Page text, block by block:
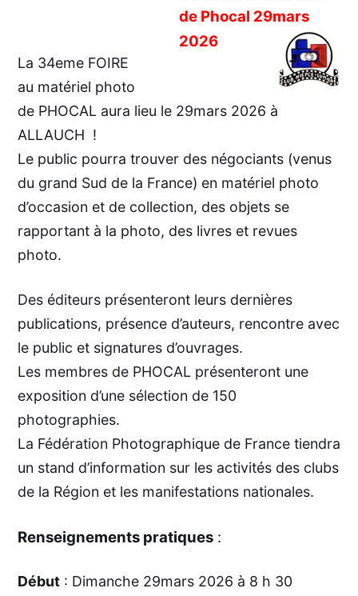
de Phocal 29mars
2026
La 34eme FOIRE
au matériel photo
de PHOCAL aura lieu le 29mars 2026 à
ALLAUCH !
Le public pourra trouver des négociants (venus
du grand Sud de la France) en matériel photo
d’occasion et de collection, des objets se
rapportant à la photo, des livres et revues
photo.
Des éditeurs présenteront leurs dernières
publications, présence d’auteurs, rencontre avec
le public et signatures d’ouvrages.
Les membres de PHOCAL présenteront une
exposition d’une sélection de 150
photographies.
La Fédération Photographique de France tiendra
un stand d’information sur les activités des clubs
de la Région et les manifestations nationales.
Renseignements pratiques:
Début: Dimanche 29mars 2026 à 8 h 30